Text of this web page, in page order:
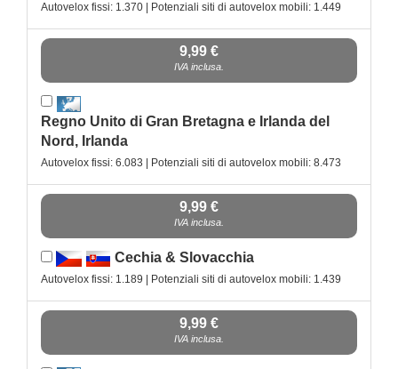
Autovelox fissi: 1.370 | Potenziali siti di autovelox mobili: 1.449
9,99 €
IVA inclusa.
Regno Unito di Gran Bretagna e Irlanda del
Nord, Irlanda
Autovelox fissi: 6.083 | Potenziali siti di autovelox mobili: 8.473
9,99 €
IVA inclusa.
Cechia & Slovacchia
Autovelox fissi: 1.189 | Potenziali siti di autovelox mobili: 1.439
9,99 €
IVA inclusa.